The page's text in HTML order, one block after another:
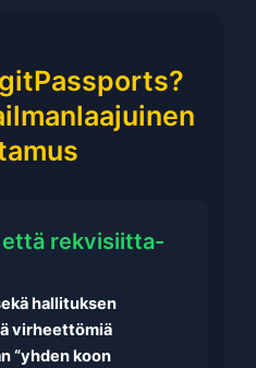
että rekvisiitta-
hallituksen
virheettömiä
“yhden koon